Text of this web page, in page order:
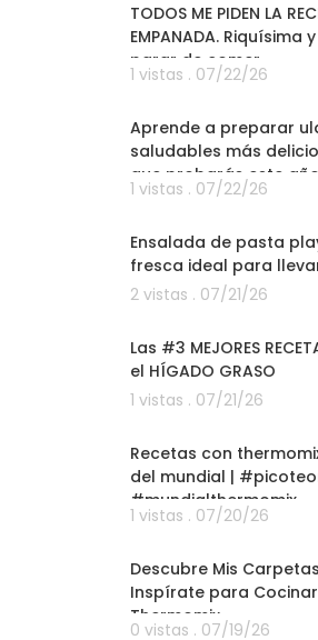
TODOS ME PIDEN LA
EMPANADA.
parar de comer .
1 vistas . 07/22/26
Aprende a preparar
saludables más
que probarás este
1 vistas . 07/22/26
Ensalada de pasta
fresca ideal para
2 vistas . 07/21/26
Las #3 MEJORES
el HÍGADO GRASO
1 vistas . 07/21/26
Recetas con
del mundial |
#mundialthermomix
1 vistas . 07/20/26
Descubre Mis
Inspírate para
Thermomix
0 vistas . 07/19/26